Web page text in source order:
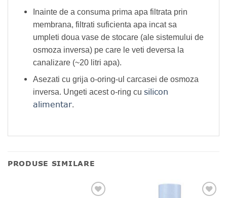
Inainte de a consuma prima apa filtrata prin
membrana, filtrati suficienta apa incat sa
umpleti doua vase de stocare (ale sistemului de
osmoza inversa) pe care le veti deversa la
canalizare (~20 litri apa).
Asezati cu grija o-oring-ul carcasei de osmoza
inversa. Ungeti acest o-ring cu silicon
alimentar.
PRODUSE SIMILARE